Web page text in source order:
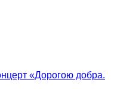
«Дорогою добра.